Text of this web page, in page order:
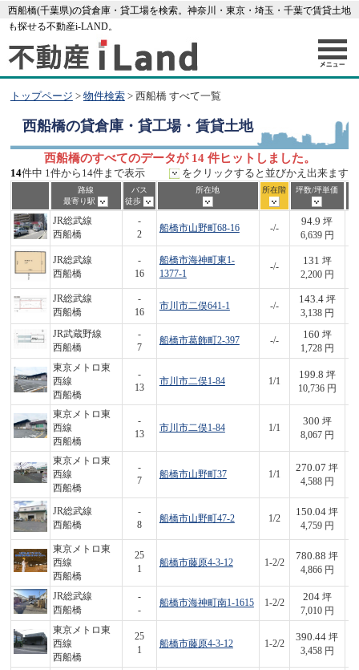
西船橋(千葉県)の貸倉庫・貸工場を検索。神奈川・東京・埼玉・千葉で賃貸土地
も探せる不動産i-LAND。
トップページ > 物件検索> 西船橋 すべて一覧
西船橋の貸倉庫・貸工場・賃貸土地
西船橋のすべてのデータが 14 件ヒットしました。
14件中 1件から14件まで表示 をクリックすると並びかえ出来ます
路線
最寄り駅
バス
徒歩
所在地 所在階 坪数/坪単価
JR総武線
西船橋
-
2
船橋市山野町68-16 -/-
94.9 坪
6,639 円
JR総武線
西船橋
-
16
船橋市海神町東1-
1377-1
-/-
131 坪
2,200 円
JR総武線
西船橋
-
16
市川市二俣641-1 -/-
143.4坪
3,138 円
JR武蔵野線
西船橋
-
7
船橋市葛飾町2-397 -/-
160 坪
1,728 円
東京メトロ東
西線
西船橋
-
13
市川市二俣1-84 1/1
199.8 坪
10,736 円
東京メトロ東
西線
西船橋
-
13
市川市二俣1-84 1/1
300 坪
8,067 円
東京メトロ東
西線
西船橋
-
7
船橋市山野町37 1/1
270.07 坪
4,588 円
JR総武線
西船橋
-
8
船橋市山野町47-2 1/2
150.04 坪
4,759 円
東京メトロ東
西線
西船橋
25
1
船橋市藤原4-3-12 1-2/2
780.88 坪
4,866 円
JR総武線
西船橋
-
-
船橋市海神町南1-1615 1-2/2
204坪
7,010 円
東京メトロ東
西線
西船橋
25
1
船橋市藤原4-3-12 1-2/2
390.44 坪
3,458 円